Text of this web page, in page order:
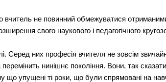
не повинний обмежуватися
свого наукового і педагогічного
Серед них професія вчителя не зовсім
нинішнє покоління. Вони, так
що упущені ті роки, що були спрямовані на